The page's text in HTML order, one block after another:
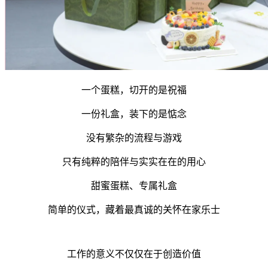
一个蛋糕，切开的是祝福
一份礼盒，装下的是惦念
没有繁杂的流程与游戏
只有纯粹的陪伴与实实在在的用心
甜蜜蛋糕、专属礼盒
简单的仪式，藏着最真诚的关怀在家乐士
工作的意义不仅仅在于创造价值